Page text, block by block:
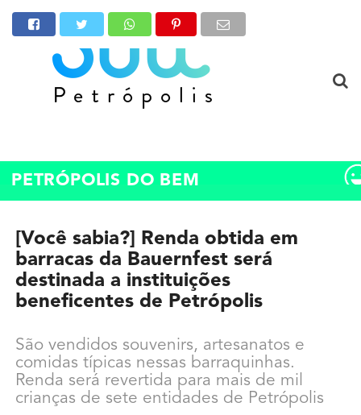
PETRÓPOLIS DO BEM
[Você sabia?] Renda obtida em
barracas da Bauernfest será
destinada a instituições
beneficentes de Petrópolis
São vendidos souvenirs, artesanatos e
comidas típicas nessas barraquinhas.
Renda será revertida para mais de mil
crianças de sete entidades de Petrópolis